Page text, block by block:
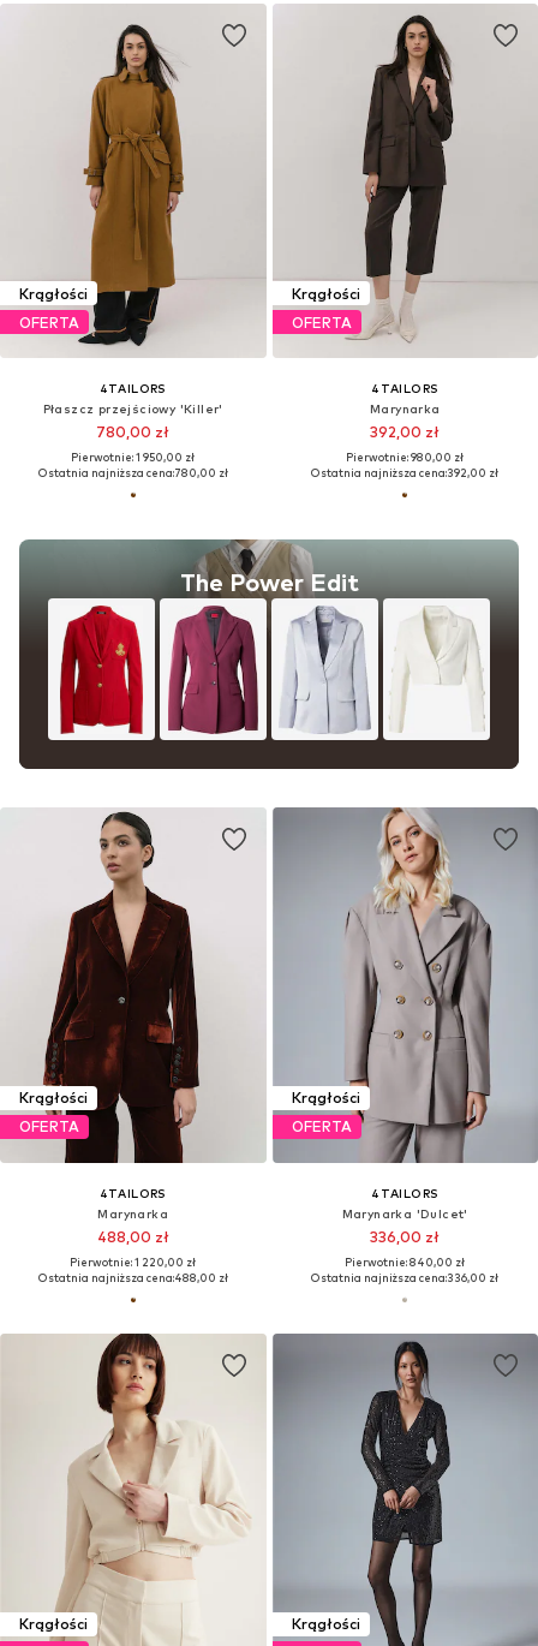
Krągłości
OFERTA
4TAILORS
Płaszcz przejściowy 'Killer'
780,00 zł
Pierwotnie: 1 950,00 zł
Ostatnia najniższa cena:780,00 zł
The Power Edit
Krągłości
OFERTA
4TAILORS
Marynarka
392,00 zł
Pierwotnie: 980,00 zł
Ostatnia najniższa cena:392,00 zł
Krągłości
OFERTA
4TAILORS
Marynarka
488,00 zł
Pierwotnie: 1 220,00 zł
Ostatnia najniższa cena:488,00 zł
Krągłości
OFERTA
4TAILORS
Marynarka 'Dulcet'
336,00 zł
Pierwotnie: 840,00 zł
Ostatnia najniższa cena:336,00 zł
Krągłości
Krągłości